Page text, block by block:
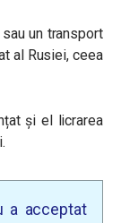
un transport
al Rusiei, ceea
și el licrarea
a acceptat